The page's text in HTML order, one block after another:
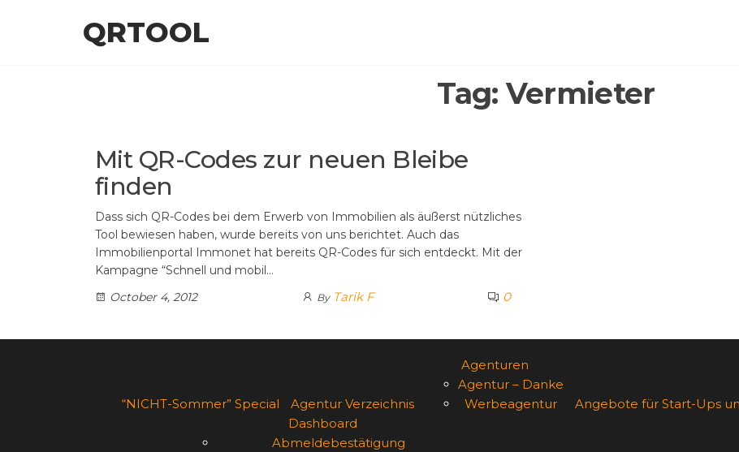
QRTOOL
Tag:Vermieter
Mit QR-Codes zur neuen Bleibe
finden
Dass sich QR-Codes bei dem Erwerb von Immobilien als äußerst nützliches
Tool bewiesen haben, wurde bereits von uns berichtet. Auch das
Immobilienportal Immonet hat bereits QR-Codes für sich entdeckt. Mit der
Kampagne “Schnell und mobil…
October 4, 2012
By Tarik F 0
“NICHT-Sommer” Special Agentur Verzeichnis
Agenturen
Agentur – Danke
Werbeagentur
Angebote für Start-Ups
Dashboard
Abmeldebestätigung